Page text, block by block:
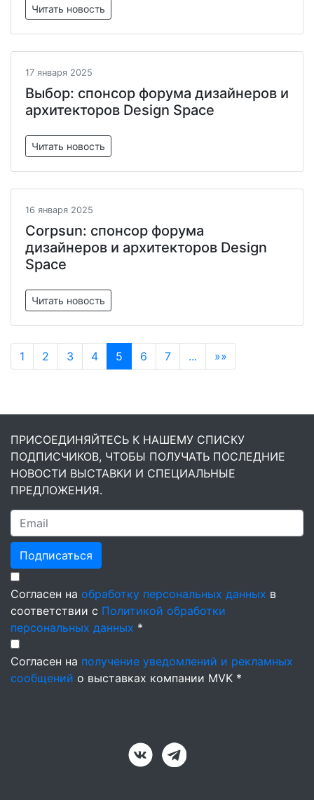
Читать новость
17 января 2025
Выбор: спонсор форума дизайнеров и
архитекторов Design Space
Читать новость
16 января 2025
Corpsun: спонсор форума
дизайнеров и архитекторов Design
Space
Читать новость
1 2 3 4 5 6 7 ... »»
ПРИСОЕДИНЯЙТЕСЬ К НАШЕМУ СПИСКУ
ПОДПИСЧИКОВ, ЧТОБЫ ПОЛУЧАТЬ ПОСЛЕДНИЕ
НОВОСТИ ВЫСТАВКИ И СПЕЦИАЛЬНЫЕ
ПРЕДЛОЖЕНИЯ.
Подписаться
Согласен на обработку персональных данных в
соответствии с Политикой обработки
персональных данных *
Согласен на получение уведомлений и рекламных
сообщений о выставках компании MVK *